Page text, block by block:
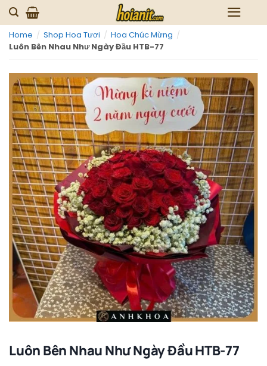
Skip
to
content
Home / Shop Hoa Tươi / Hoa Chúc Mừng /
Luôn Bên Nhau Như Ngày Đầu HTB-77
Luôn Bên Nhau Như Ngày Đầu HTB-77